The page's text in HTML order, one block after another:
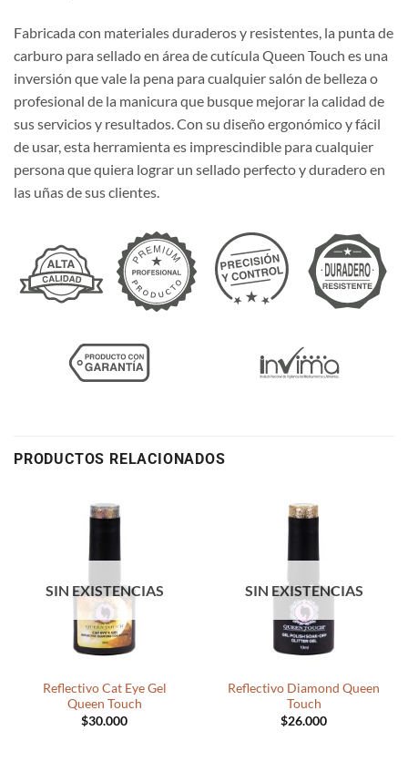
Fabricada con materiales duraderos y resistentes, la punta de
carburo para sellado en área de cutícula Queen Touch es una
inversión que vale la pena para cualquier salón de belleza o
profesional de la manicura que busque mejorar la calidad de
sus servicios y resultados. Con su diseño ergonómico y fácil
de usar, esta herramienta es imprescindible para cualquier
persona que quiera lograr un sellado perfecto y duradero en
las uñas de sus clientes.
PRODUCTOS RELACIONADOS
SIN EXISTENCIAS
Reflectivo Cat Eye Gel
Queen Touch
$30.000
SIN EXISTENCIAS
Reflectivo Diamond Queen
Touch
$26.000